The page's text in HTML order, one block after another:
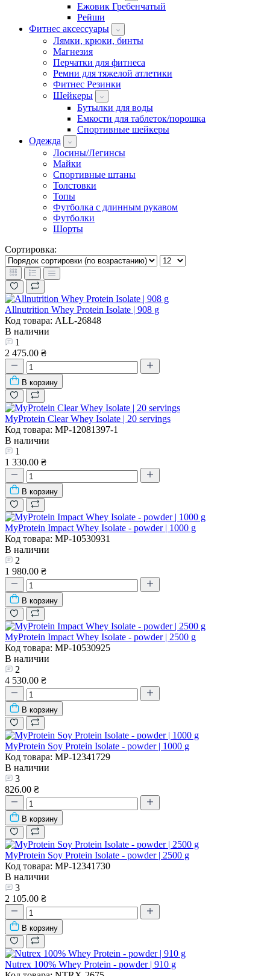
Ежовик Гребенчатый
Рейши
Фитнес аксессуары
Лямки, крюки, бинты
Магнезия
Перчатки для фитнеса
Ремни для тяжелой атлетики
Фитнес Резинки
Шейкеры
Бутылки для воды
Емкости для таблеток/порошка
Спортивные шейкеры
Одежда
Лосины/Легинсы
Майки
Спортивные штаны
Толстовки
Топы
Футболка с длинным рукавом
Футболки
Шорты
Сортировка:
Allnutrition Whey Protein Isolate | 908 g
Код товара: ALL-26848
В наличии
1
2 475.00 ₴
В корзину
MyProtein Clear Whey Isolate | 20 servings
Код товара: MP-12081397-1
В наличии
1
1 330.00 ₴
В корзину
MyProtein Impact Whey Isolate - powder | 1000 g
Код товара: MP-10530931
В наличии
2
1 980.00 ₴
В корзину
MyProtein Impact Whey Isolate - powder | 2500 g
Код товара: MP-10530925
В наличии
2
4 530.00 ₴
В корзину
MyProtein Soy Protein Isolate - powder | 1000 g
Код товара: MP-12341729
В наличии
3
826.00 ₴
В корзину
MyProtein Soy Protein Isolate - powder | 2500 g
Код товара: MP-12341730
В наличии
3
2 105.00 ₴
В корзину
Nutrex 100% Whey Protein - powder | 910 g